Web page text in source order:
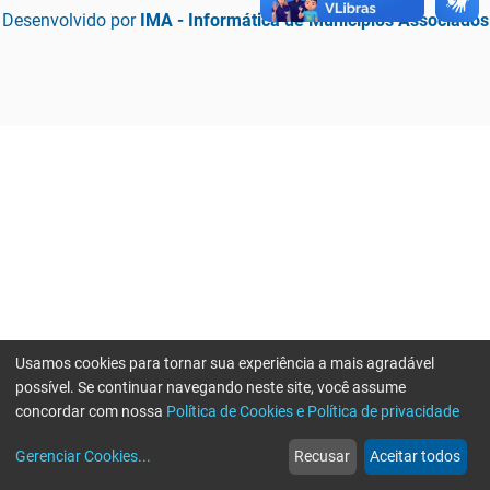
Desenvolvido por IMA - Informática de Municípios Associados
web
Notícias
more_horiz
Mais
Usamos cookies para tornar sua experiência a mais agradável
possível. Se continuar navegando neste site, você assume
concordar com nossa Política de Cookies e Política de privacidade
Gerenciar Cookies... Recusar Aceitar todos
Erro ao enviar informações, por favor tente novamente